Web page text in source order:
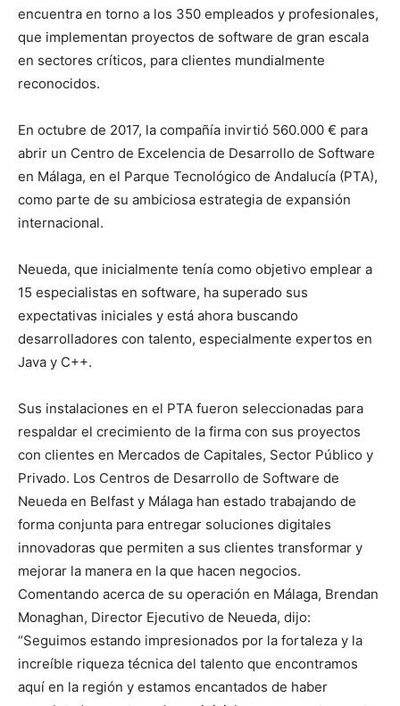
encuentra en torno a los 350 empleados y profesionales,
que implementan proyectos de software de gran escala
en sectores críticos, para clientes mundialmente
reconocidos.
En octubre de 2017, la compañía invirtió 560.000 € para
abrir un Centro de Excelencia de Desarrollo de Software
en Málaga, en el Parque Tecnológico de Andalucía (PTA),
como parte de su ambiciosa estrategia de expansión
internacional.
Neueda, que inicialmente tenía como objetivo emplear a
15 especialistas en software, ha superado sus
expectativas iniciales y está ahora buscando
desarrolladores con talento, especialmente expertos en
Java y C++.
Sus instalaciones en el PTA fueron seleccionadas para
respaldar el crecimiento de la firma con sus proyectos
con clientes en Mercados de Capitales, Sector Público y
Privado. Los Centros de Desarrollo de Software de
Neueda en Belfast y Málaga han estado trabajando de
forma conjunta para entregar soluciones digitales
innovadoras que permiten a sus clientes transformar y
mejorar la manera en la que hacen negocios.
Comentando acerca de su operación en Málaga, Brendan
Monaghan, Director Ejecutivo de Neueda, dijo:
“Seguimos estando impresionados por la fortaleza y la
increíble riqueza técnica del talento que encontramos
aquí en la región y estamos encantados de haber